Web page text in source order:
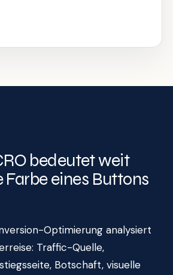
bedeutet weit
Farbe eines Buttons
Optimierung analysiert
Traffic-Quelle,
Botschaft, visuelle